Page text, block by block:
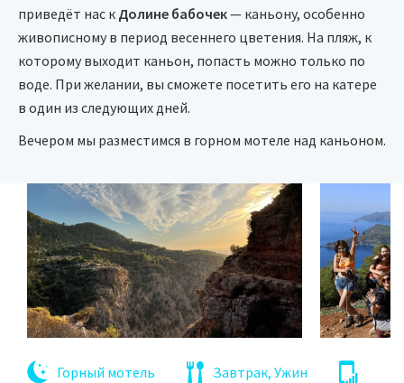
приведёт нас к Долине бабочек— каньону, особенно
живописному в период весеннего цветения. На пляж, к
которому выходит каньон, попасть можно только по
воде. При желании, вы сможете посетить его на катере
в один из следующих дней.
Вечером мы разместимся в горном мотеле над каньоном.
Горный мотель Завтрак, Ужин